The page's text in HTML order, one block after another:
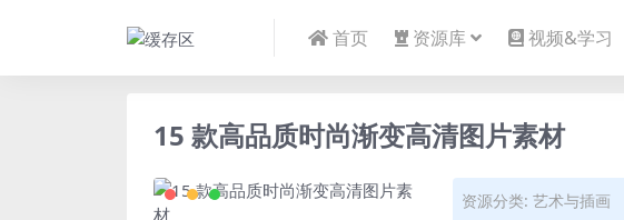
首页 资源库 视频&学习
15 款高品质时尚渐变高清图片素材
资源分类: 艺术与插画